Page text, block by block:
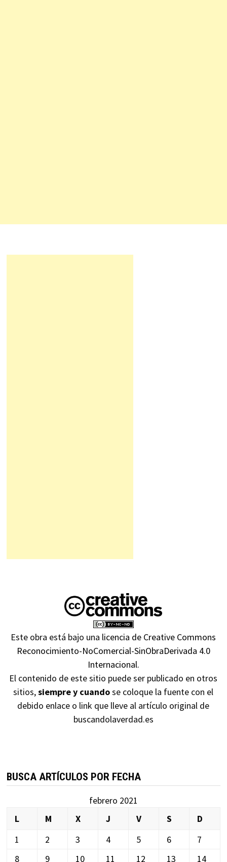
Este obra está bajo una licencia de Creative Commons
Reconocimiento-NoComercial-SinObraDerivada 4.0
Internacional.
El contenido de este sitio puede ser publicado en otros
sitios,siempre y cuandose coloque la fuente con el
debido enlace o link que lleve al artículo original de
buscandolaverdad.es
BUSCA ARTÍCULOS POR FECHA
febrero 2021
L
M X J V S
D
1
2 3 4 5 6
7
8
9 10 11 12 13 14